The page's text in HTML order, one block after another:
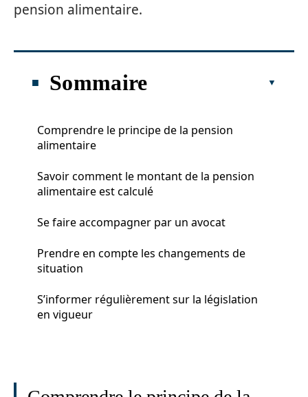
pension alimentaire.
Sommaire
Comprendre le principe de la pension
alimentaire
Savoir comment le montant de la pension
alimentaire est calculé
Se faire accompagner par un avocat
Prendre en compte les changements de
situation
S’informer régulièrement sur la législation
en vigueur